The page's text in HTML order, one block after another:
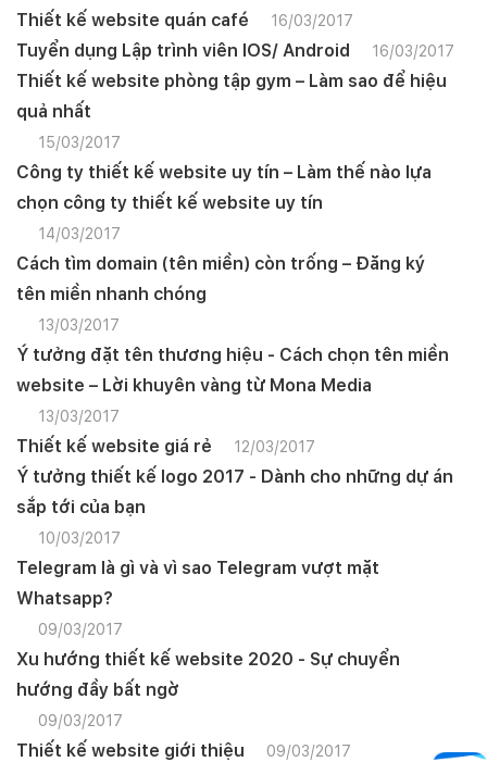
Thiết kế website quán café 16/03/2017
Tuyển dụng Lập trình viên IOS/ Android 16/03/2017
Thiết kế website phòng tập gym – Làm sao để hiệu
quả nhất
15/03/2017
Công ty thiết kế website uy tín – Làm thế nào lựa
chọn công ty thiết kế website uy tín
14/03/2017
Cách tìm domain (tên miền) còn trống – Đăng ký
tên miền nhanh chóng
13/03/2017
Ý tưởng đặt tên thương hiệu - Cách chọn tên miền
website – Lời khuyên vàng từ Mona Media
13/03/2017
Thiết kế website giá rẻ 12/03/2017
Ý tưởng thiết kế logo 2017 - Dành cho những dự án
sắp tới của bạn
10/03/2017
Telegram là gì và vì sao Telegram vượt mặt
Whatsapp?
09/03/2017
Xu hướng thiết kế website 2020 - Sự chuyển
hướng đầy bất ngờ
09/03/2017
Thiết kế website giới thiệu 09/03/2017
Mobile:
khách qua hệ thống SMS tự động. Nếu cần hỗ trợ thêm
xin vui lòng gọi 1900 636 648